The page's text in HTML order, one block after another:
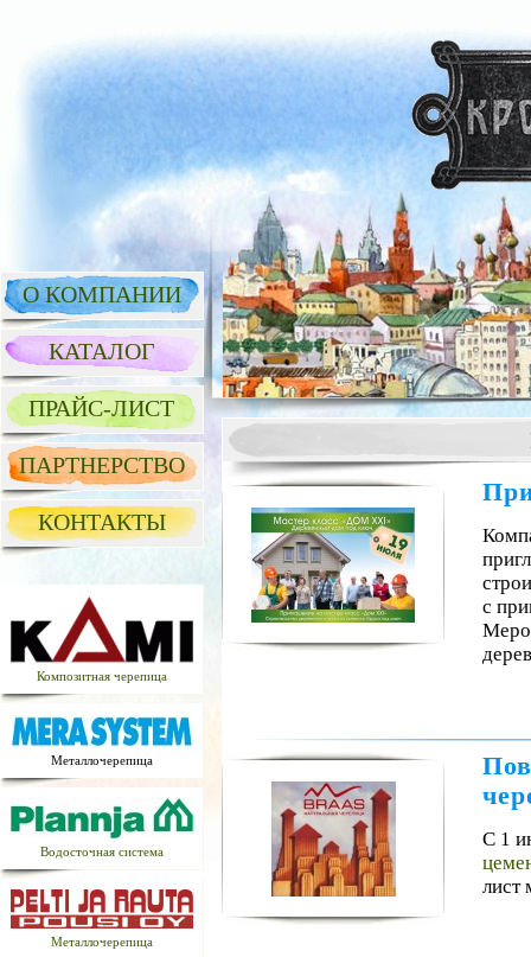
О КОМПАНИИ
КАТАЛОГ
ПРАЙС-ЛИСТ
ПАРТНЕРСТВО
КОНТАКТЫ
Композитная черепица
Металлочерепица
Водосточная система
Металлочерепица
с
С 1